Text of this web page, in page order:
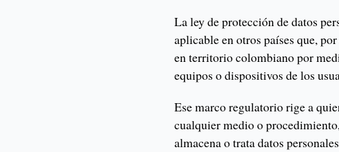
La ley de protección de datos
aplicable en otros países que,
en territorio colombiano por
equipos o dispositivos de los
Ese marco regulatorio rige a
cualquier medio o
almacena o trata datos